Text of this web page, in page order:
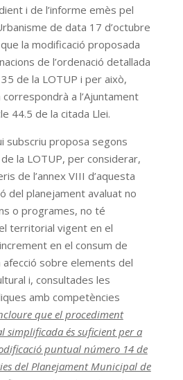
i de l’informe emès pel
de data 17 d’octubre
la modificació proposada
de l’ordenació detallada
de la LOTUP i per això,
a l’Ajuntament
44.5 de la citada Llei.
subscriu proposa segons
la LOTUP, per considerar,
de l’annex VIII d’aquesta
del planejament avaluat no
o programes, no té
territorial vigent en el
en el consum de
sobre elements del
i, consultades les
amb competències
que el procediment
simplificada és suficient per a
puntual número 14 de
del Planejament Municipal de